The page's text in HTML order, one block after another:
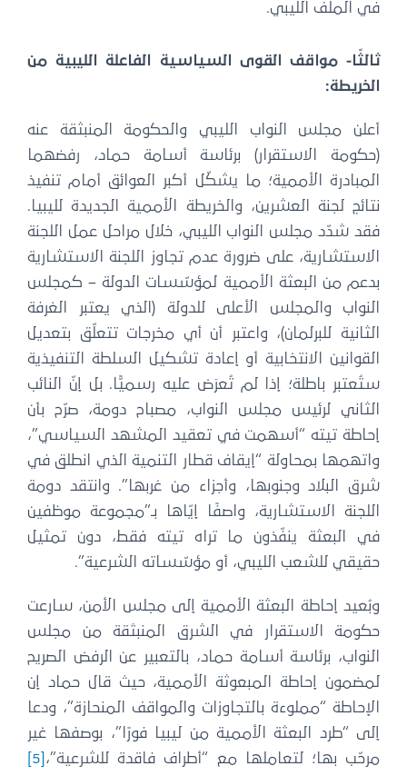
في الملف الليبي.
ثالثًا- مواقف القوى السياسية الفاعلة الليبية من
الخريطة:
أعلن مجلس النواب الليبي والحكومة المنبثقة عنه
(حكومة الاستقرار) برئاسة أسامة حماد، رفضهما
المبادرة الأممية؛ ما يشكّل أكبر العوائق أمام تنفيذ
نتائج لجنة العشرين، والخريطة الأممية الجديدة لليبيا.
فقد شدّد مجلس النواب الليبي، خلال مراحل عمل اللجنة
الاستشارية، على ضرورة عدم تجاوز اللجنة الاستشارية
بدعم من البعثة الأممية لمؤسّسات الدولة – كمجلس
النواب والمجلس الأعلى للدولة (الذي يعتبر الغرفة
الثانية للبرلمان)، واعتبر أن أي مخرجات تتعلّق بتعديل
القوانين الانتخابية أو إعادة تشكيل السلطة التنفيذية
ستُعتبر باطلة؛ إذا لم تُعرَض عليه رسميًّا. بل إنّ النائب
الثاني لرئيس مجلس النواب، مصباح دومة، صرّح بأن
إحاطة تيته “أسهمت في تعقيد المشهد السياسي”،
واتهمها بمحاولة “إيقاف قطار التنمية الذي انطلق في
شرق البلاد وجنوبها، وأجزاء من غربها”. وانتقد دومة
اللجنة الاستشارية، واصفًا إيّاها بـ”مجموعة موظفين
في البعثة ينفّذون ما تراه تيته فقط، دون تمثيل
حقيقي للشعب الليبي، أو مؤسّساته الشرعية”.
وبُعيد إحاطة البعثة الأممية إلى مجلس الأمن، سارعت
حكومة الاستقرار في الشرق المنبثقة من مجلس
النواب، برئاسة أسامة حماد، بالتعبير عن الرفض الصريح
لمضمون إحاطة المبعوثة الأممية، حيث قال حماد إن
الإحاطة “مملوءة بالتجاوزات والمواقف المنحازة”، ودعا
إلى “طرد البعثة الأممية من ليبيا فورًا”، بوصفها غير
مرحّب بها؛ لتعاملها مع “أطراف فاقدة للشرعية”،